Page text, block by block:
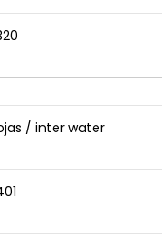
/ inter water